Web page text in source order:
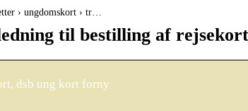
› ungdomskort › tr…
til bestilling af
dsb ung kort forny